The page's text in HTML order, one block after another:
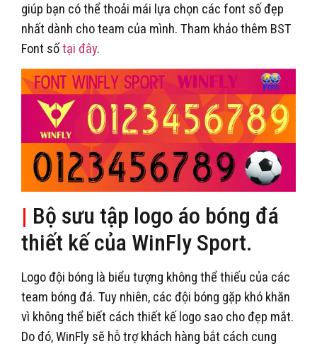
giúp bạn có thể thoải mái lựa chọn các font số đẹp
nhất dành cho team của mình. Tham khảo thêm BST
Font sốtại đây.
| Bộ sưu tập logo áo bóng đá
thiết kế của WinFly Sport.
Logo đội bóng là biểu tượng không thể thiếu của các
team bóng đá. Tuy nhiên, các đội bóng gặp khó khăn
vì không thể biết cách thiết kế logo sao cho đẹp mắt.
Do đó, WinFly sẽ hỗ trợ khách hàng bắt cách cung